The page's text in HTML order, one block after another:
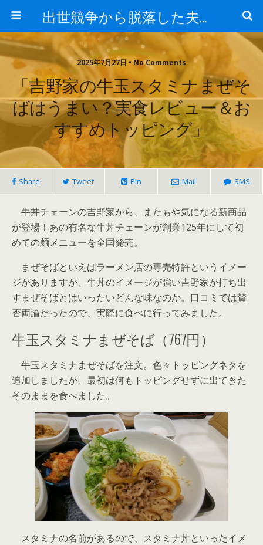
出世競争から脱落した夫と妻の日常
2025年7月27日 • No Comments
「吉野家の牛玉スタミナまぜそ
ばはうまい？実食レビュー＆お
すすめトッピング」
Share Tweet Pin Mail SMS
牛丼チェーンの吉野家から、またもや気になる新商品
が登場！あの有名な牛丼チェーンが創業125年にして初
めての麺メニューを全国発売。
まぜそばといえばラーメン店の専売特許というイメー
ジがありますが、牛丼のイメージが強い吉野家が打ち出
すまぜそばとはいったいどんな味なのか。口コミでは賛
否両論だったので、実際に食べに行ってみました。
牛玉スタミナまぜそば（767円）
牛玉スタミナまぜそばを注文。色々トッピングネタを
追加しましたが、最初は何もトッピングせずに出てきた
そのままを食べました。
スタミナの名前があるので、スタミナ丼といったイメ